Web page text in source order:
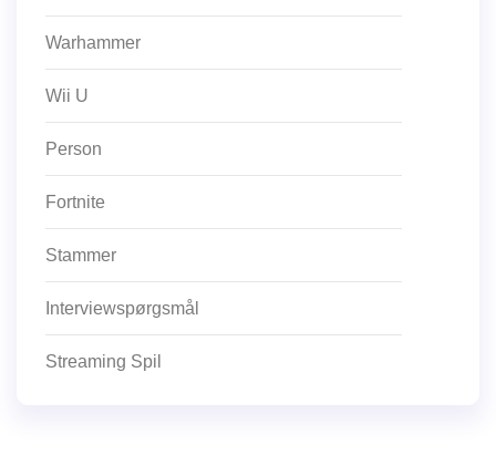
Warhammer
Wii U
Person
Fortnite
Stammer
Interviewspørgsmål
Streaming Spil